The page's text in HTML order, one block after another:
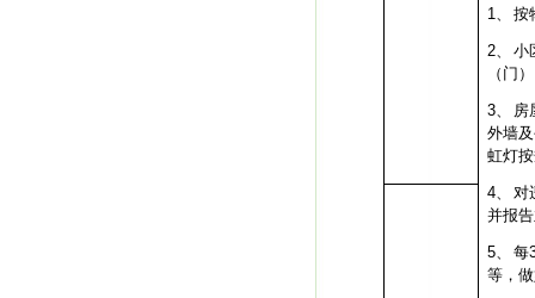
1、 按
2、
小
（门
3、
房
外墙
虹灯
4、
对
并报
5、 每
等，